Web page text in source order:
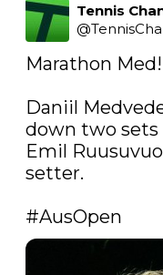
Tennis
@
Marathon Med!!
Daniil
down two sets
Emil
setter.
#AusOpen